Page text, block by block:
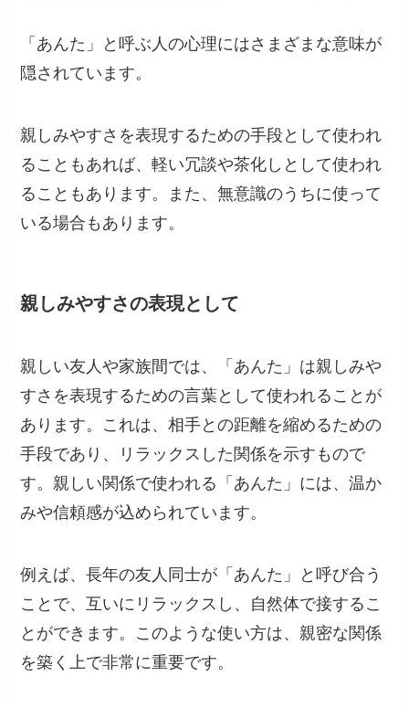
「あんた」と呼ぶ人の心理にはさまざまな意味が
隠されています。
親しみやすさを表現するための手段として使われ
ることもあれば、軽い冗談や茶化しとして使われ
ることもあります。また、無意識のうちに使って
いる場合もあります。
親しみやすさの表現として
親しい友人や家族間では、「あんた」は親しみや
すさを表現するための言葉として使われることが
あります。これは、相手との距離を縮めるための
手段であり、リラックスした関係を示すもので
す。親しい関係で使われる「あんた」には、温か
みや信頼感が込められています。
例えば、長年の友人同士が「あんた」と呼び合う
ことで、互いにリラックスし、自然体で接するこ
とができます。このような使い方は、親密な関係
を築く上で非常に重要です。